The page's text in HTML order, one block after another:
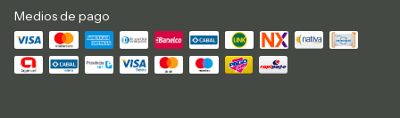
Medios de pago